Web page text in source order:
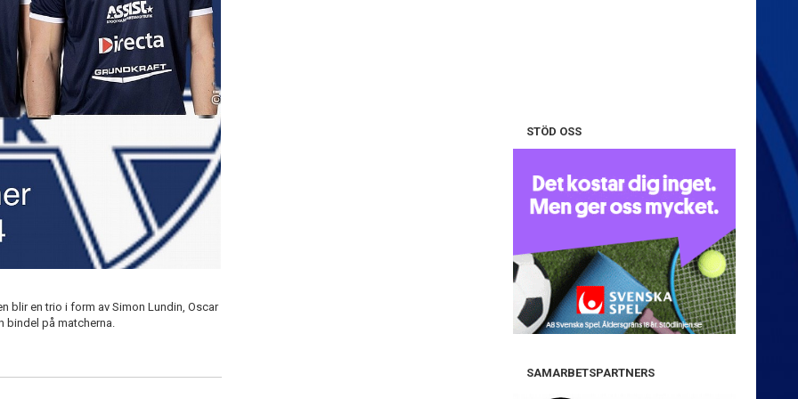
blir en trio i form av Simon Lundin, Oscar
på matcherna.
STÖD OSS
SAMARBETSPARTNERS